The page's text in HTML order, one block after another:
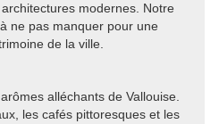
modernes. Notre
ne pas manquer pour une
de la ville.
alléchants de Vallouise.
les cafés pittoresques et les